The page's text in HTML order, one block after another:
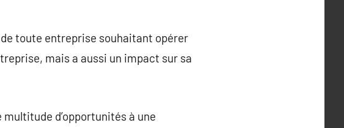
toute entreprise souhaitant opérer
mais a aussi un impact sur sa
d’opportunités à une